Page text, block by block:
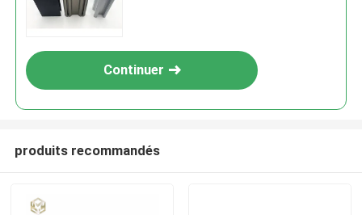
Continuer
produits recommandés